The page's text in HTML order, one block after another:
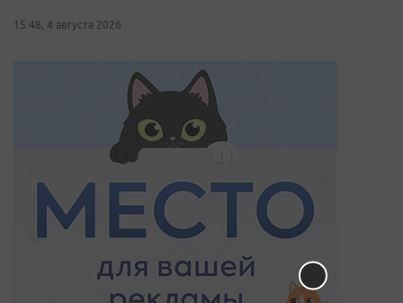
15:48, 4 августа 2026